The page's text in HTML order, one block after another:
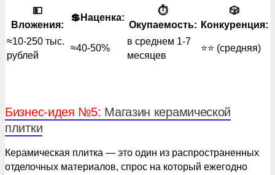
💵
Вложения:
💲Наценка:
⏱
Окупаемость:
🎲
Конкуренция:
≈10-250 тыс.
рублей
≈40-50%
в среднем 1-7
месяцев
⭐️⭐️ (средняя)
Бизнес-идея №5: Магазин керамической
плитки
Керамическая плитка — это один из распространенных
отделочных материалов, спрос на который ежегодно